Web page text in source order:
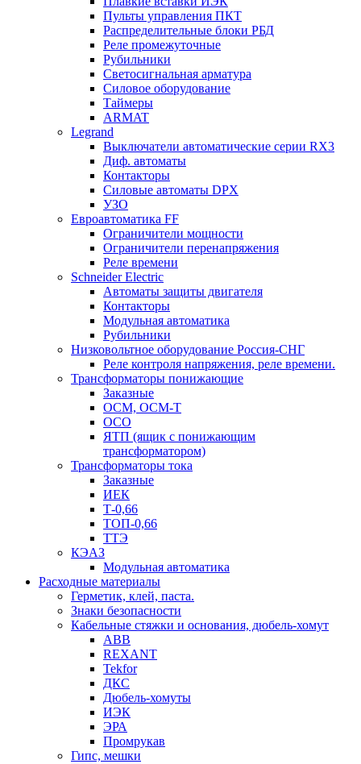
Пульты управления ПКТ
Распределительные блоки РБД
Реле промежуточные
Рубильники
Светосигнальная арматура
Силовое оборудование
Таймеры
ARMAT
Legrand
Выключатели автоматические серии RX3
Диф. автоматы
Контакторы
Силовые автоматы DPX
УЗО
Евроавтоматика FF
Ограничители мощности
Ограничители перенапряжения
Реле времени
Schneider Electric
Автоматы защиты двигателя
Контакторы
Модульная автоматика
Рубильники
Низковольтное оборудование Россия-СНГ
Реле контроля напряжения, реле времени.
Трансформаторы понижающие
Заказные
ОСМ, ОСМ-Т
ОСО
ЯТП (ящик с понижающим
трансформатором)
Трансформаторы тока
Заказные
ИЕК
Т-0,66
ТОП-0,66
ТТЭ
КЭАЗ
Модульная автоматика
Расходные материалы
Герметик, клей, паста.
Знаки безопасности
Кабельные стяжки и основания, дюбель-хомут
ABB
REXANT
Tekfor
ДКС
Дюбель-хомуты
ИЭК
ЭРА
Промрукав
Гипс, мешки